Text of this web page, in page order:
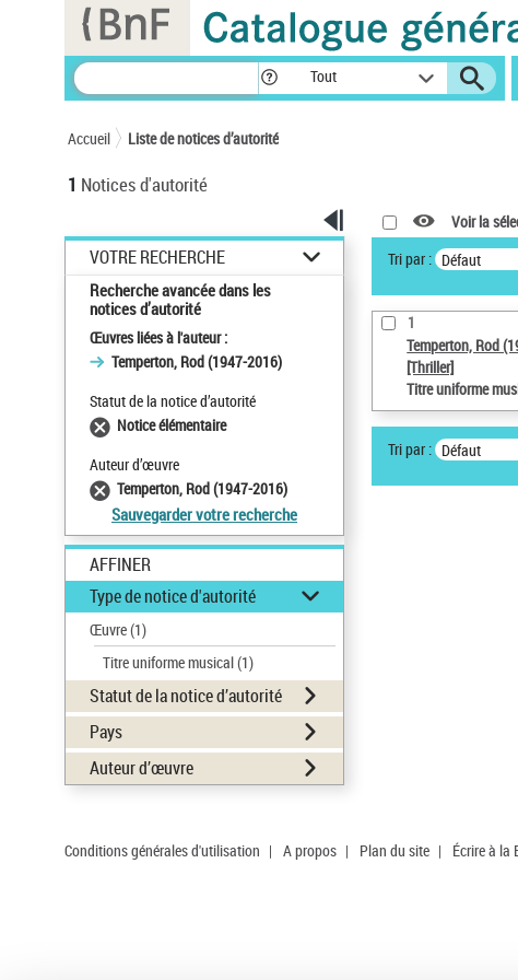
Tout
Accueil Liste de notices d’autorité
1 Notices d'autorité
VOTRE RECHERCHE
Recherche avancée dans les
notices d’autorité
Œuvres liées à l'auteur :
Temperton, Rod (1947-2016)
Statut de la notice d’autorité
Notice élémentaire
Auteur d’œuvre
Temperton, Rod (1947-2016)
Sauvegarder votre recherche
AFFINER
Type de notice d'autorité
Œuvre(1)
Titre uniforme musical(1)
Statut de la notice d’autorité
Pays
Auteur d’œuvre
Voir la
Tri par : Défaut
1
Temperton, Rod
[Thriller]
Titre uniforme
Tri par : Défaut
Conditions générales d'utilisation | A propos | Plan du site | Écrire à la
Panneau de gestion des cookies